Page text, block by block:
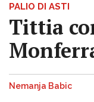
PALIO DI ASTI
Tittia
Nemanja Babic